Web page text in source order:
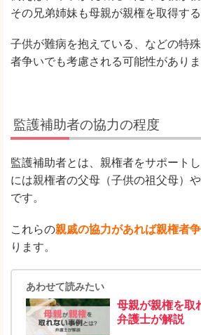
その兄弟姉妹も母親が親権を取得する
子供が難病を抱えている、などの特
者争いでも考慮される可能性がありま
監護補助者の協力の程度
監護補助者とは、親権者をサポート
には親権者の父母（子供の祖父母）
です。
これらの親戚の協力があれば親権者
ります。
あわせて読みたい
母親が親権を取
弁護士が解説